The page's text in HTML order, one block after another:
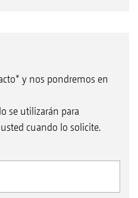
y nos pondremos en
se utilizarán para
cuando lo solicite.